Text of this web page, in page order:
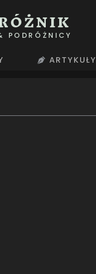
PODRÓŻNICY
ARTYKUŁY